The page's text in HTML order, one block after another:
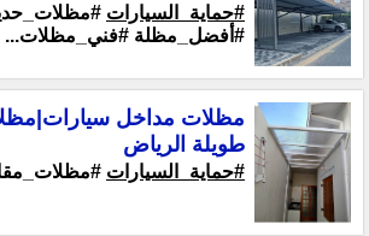
#حماية_السيارات
#أفضل_مظلة #فني_مظلات...
مظلات مداخل
طويلة الرياض
#حماية_السيارات